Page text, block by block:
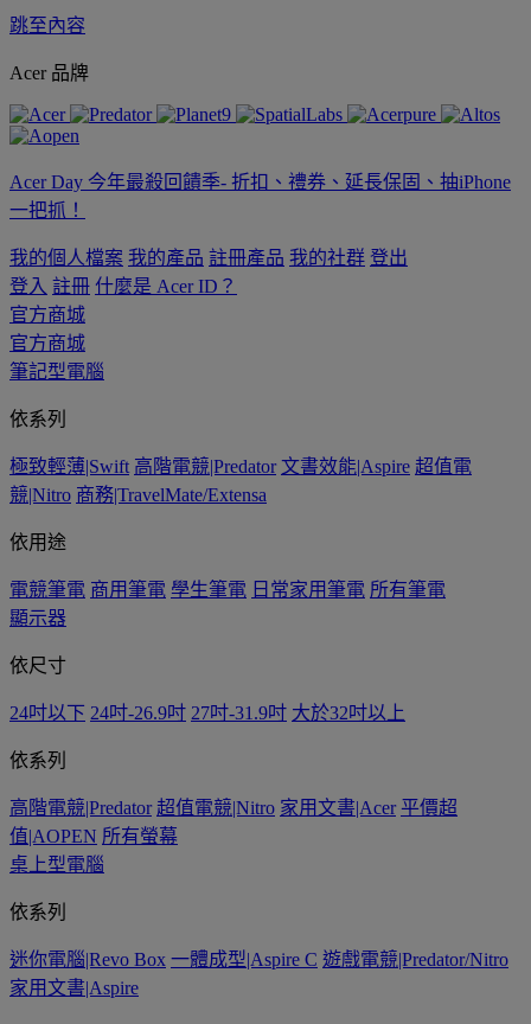
跳至內容
Acer 品牌
Acer Day 今年最殺回饋季- 折扣、禮券、延長保固、抽iPhone
一把抓！
我的個人檔案 我的產品 註冊產品 我的社群 登出
登入 註冊 什麼是 Acer ID？
官方商城
官方商城
筆記型電腦
依系列
極致輕薄|Swift 高階電競|Predator 文書效能|Aspire 超值電
競|Nitro 商務|TravelMate/Extensa
依用途
電競筆電 商用筆電 學生筆電 日常家用筆電 所有筆電
顯示器
依尺寸
24吋以下 24吋-26.9吋 27吋-31.9吋 大於32吋以上
依系列
高階電競|Predator 超值電競|Nitro 家用文書|Acer 平價超
值|AOPEN 所有螢幕
桌上型電腦
依系列
迷你電腦|Revo Box 一體成型|Aspire C 遊戲電競|Predator/Nitro
家用文書|Aspire